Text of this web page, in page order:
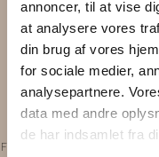
annoncer, til at vise
at analysere vores
din brug af vores
for sociale medier,
analysepartnere.
data med andre
de har indsamlet fra
Scrunchie
Zero waste
Gavekort
INSPIRATION
OM OS
Vipps MobilPay
Facebook